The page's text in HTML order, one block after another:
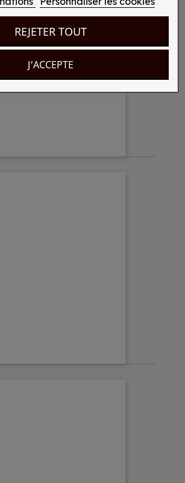
REJETER TOUT
J'ACCEPTE